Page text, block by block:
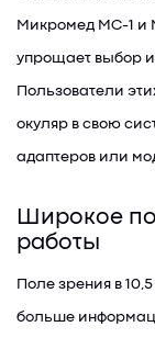
Микромед МС-1 и
упрощает выбор и
Пользователи
окуляр в свою
адаптеров или
Широкое
работы
Поле зрения в
больше